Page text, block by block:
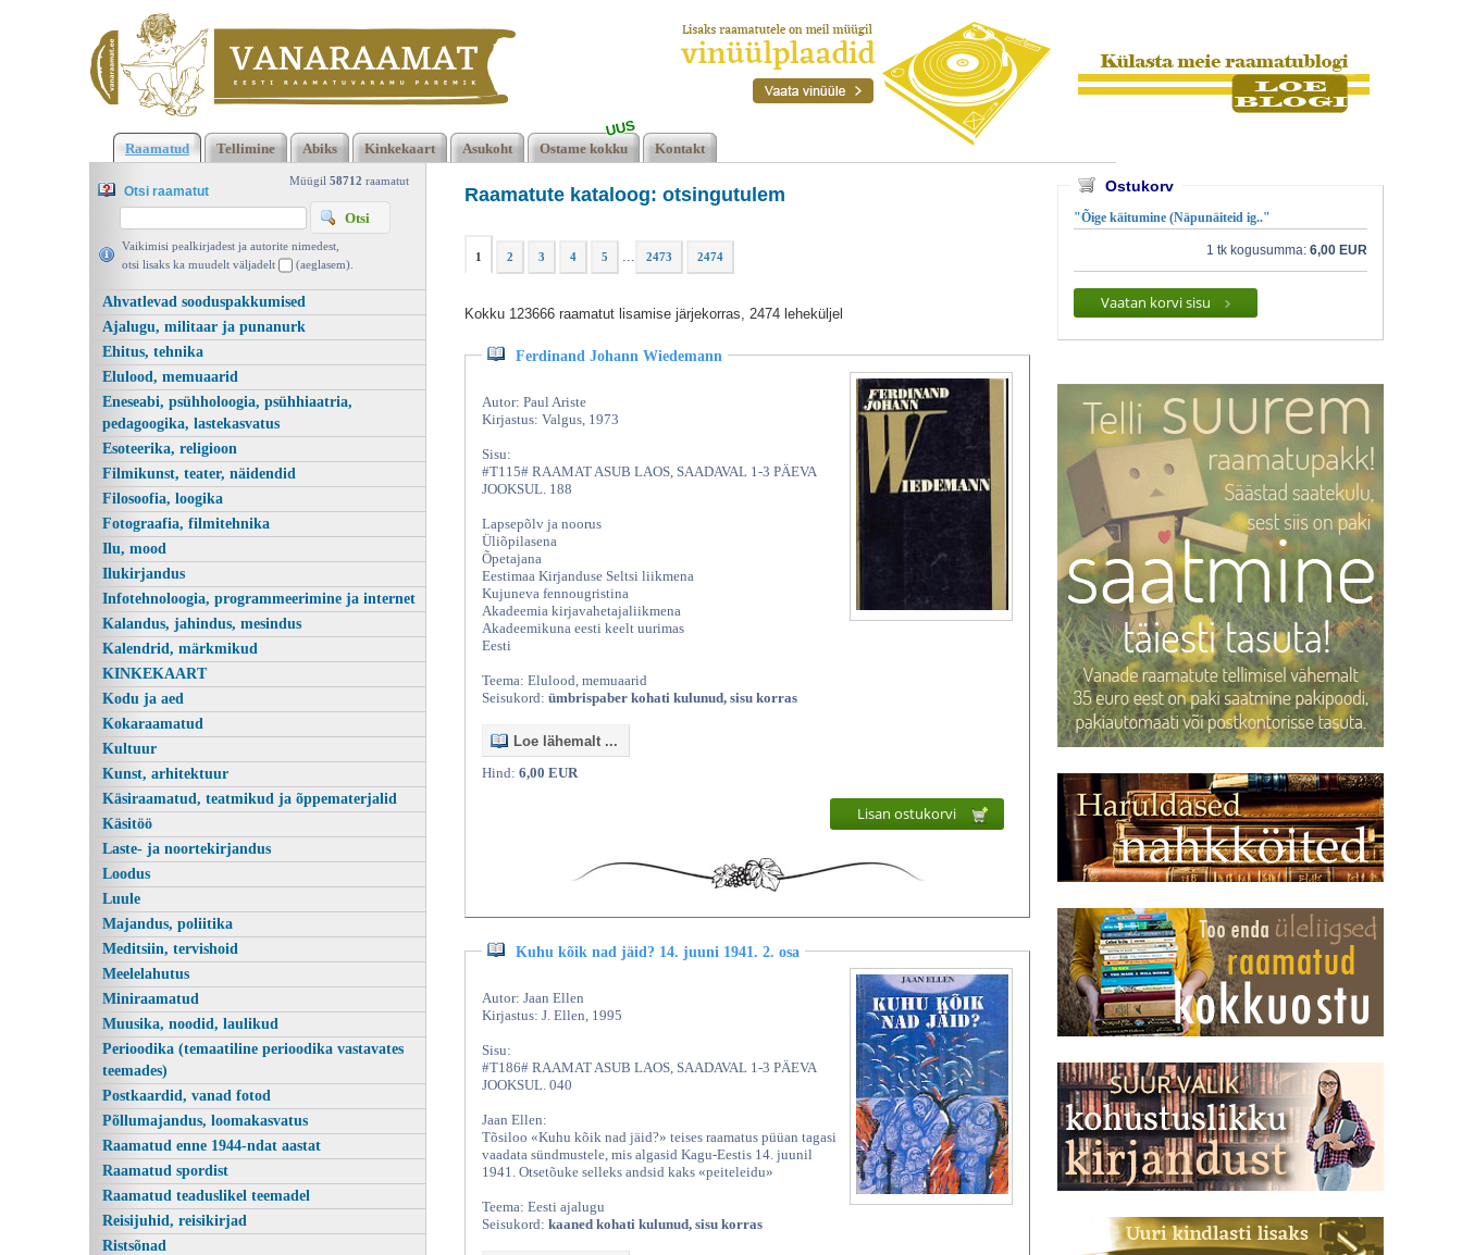
Kasutatud raamatud | Vanaraamatee
2473 2474 Kokku 123666 raamatut lisamise järjekorras, 2474
leheküljelKasutatud raamatud | Vanaraamat. ee raamatupood
Raamatud Tellimine Abiks Kinkekaart Asukoht Ostame kokku
UUS
Kontakt
Müügil 58712 raamatut
Otsi raamatut
Vaikimisi pealkirjadest ja autorite nimedest,
otsi lisaks ka muudelt väljadelt
(aeglasem).
Ahvatlevad sooduspakkumised
Ajalugu, militaar ja punanurk
Ehitus, tehnika
Elulood, memuaarid
Eneseabi, psühholoogia, psühhiaatria,
pedagoogika, lastekasvatus
Esoteerika, religioon
Filmikunst, teater, näidendid
Filosoofia, loogika
Fotograafia, filmitehnika
Ilu, mood
Ilukirjandus
Infotehnoloogia, programmeerimine ja internet
Kalandus, jahindus, mesindus
Kalendrid, märkmikud
KINKEKAART
Kodu ja aed
Kokaraamatud
Kultuur
Kunst, arhitektuur
Käsiraamatud, teatmikud ja õppematerjalid
Käsitöö
Laste- ja noortekirjandus
Loodus
Luule
Majandus, poliitika
Meditsiin, tervishoid
Meelelahutus
Miniraamatud
Muusika, noodid, laulikud
Perioodika (temaatiline perioodika vastavates
teemades)
Postkaardid, vanad fotod
Põllumajandus, loomakasvatus
Raamatud enne 1944-ndat aastat
Raamatud spordist
Raamatud teaduslikel teemadel
Reisijuhid, reisikirjad
Ristsõnad
Ostukorv
"Õige käitumine (Näpunäiteid ig.."
1 tk kogusumma: 6,00 EUR
Vaatan korvi sisu
Raamatute kataloog: otsingutulem
1 2 3 4 5 ... 2473 2474
Kokku 123666 raamatut lisamise järjekorras, 2474 leheküljel
Ferdinand Johann Wiedemann
Autor: Paul Ariste
Kirjastus: Valgus, 1973
Sisu:
#T115# RAAMAT ASUB LAOS, SAADAVAL 1-3 PÄEVA
JOOKSUL. 188
Lapsepõlv ja noorus
Üliõpilasena
Õpetajana
Eestimaa Kirjanduse Seltsi liikmena
Kujuneva fennougristina
Akadeemia kirjavahetajaliikmena
Akadeemikuna eesti keelt uurimas
Eesti
Teema: Elulood, memuaarid
Seisukord: ümbrispaber kohati kulunud, sisu korras
Loe lähemalt ...
Hind: 6,00 EUR
Lisan ostukorvi
Kuhu kõik nad jäid? 14. juuni 1941. 2. osa
Autor: Jaan Ellen
Kirjastus: J. Ellen, 1995
Sisu:
#T186# RAAMAT ASUB LAOS, SAADAVAL 1-3 PÄEVA
JOOKSUL. 040
Jaan Ellen:
Tõsiloo «Kuhu kõik nad jäid?» teises raamatus püüan tagasi
vaadata sündmustele, mis algasid Kagu-Eestis 14. juunil
1941. Otsetõuke selleks andsid kaks «peiteleidu»
Teema: Eesti ajalugu
Seisukord: kaaned kohati kulunud, sisu korras